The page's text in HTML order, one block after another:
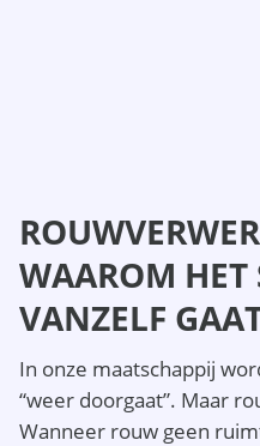
WAAROM HET
VANZELF
In onze maatschappij
“weer doorgaat”. Maar
Wanneer rouw geen